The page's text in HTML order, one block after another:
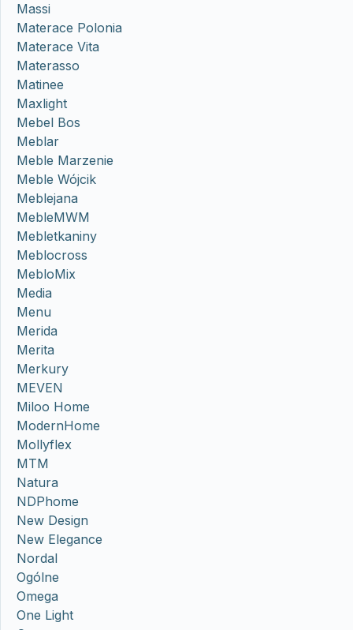
Massi
Materace Polonia
Materace Vita
Materasso
Matinee
Maxlight
Mebel Bos
Meblar
Meble Marzenie
Meble Wójcik
Meblejana
MebleMWM
Mebletkaniny
Meblocross
MebloMix
Media
Menu
Merida
Merita
Merkury
MEVEN
Miloo Home
ModernHome
Mollyflex
MTM
Natura
NDPhome
New Design
New Elegance
Nordal
Ogólne
Omega
One Light